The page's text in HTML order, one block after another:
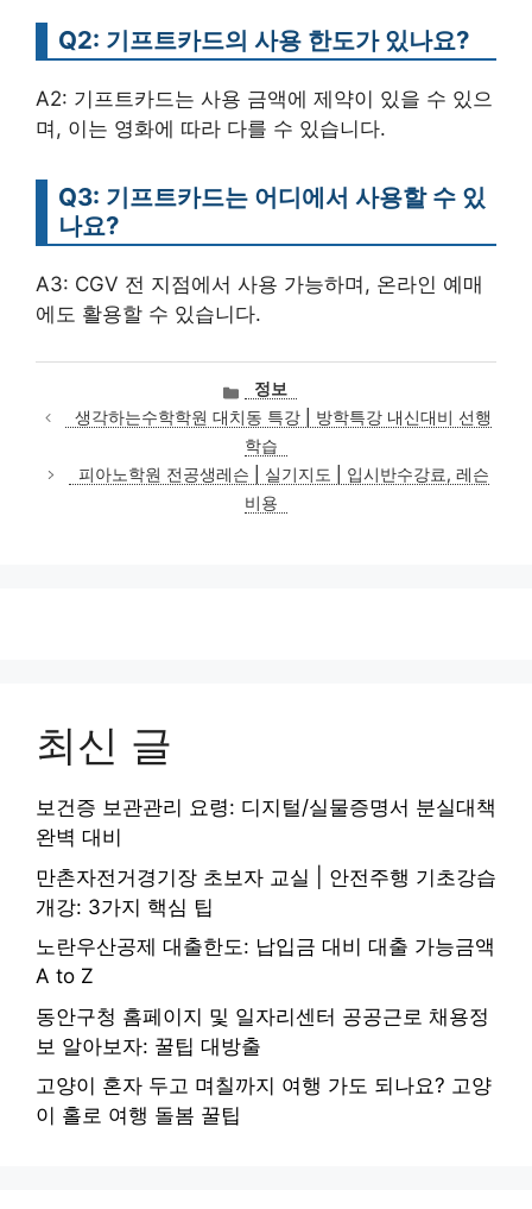
Q2: 기프트카드의 사용 한도가 있나요?
A2: 기프트카드는 사용 금액에 제약이 있을 수 있으
며, 이는 영화에 따라 다를 수 있습니다.
Q3: 기프트카드는 어디에서 사용할 수 있
나요?
A3: CGV 전 지점에서 사용 가능하며, 온라인 예매
에도 활용할 수 있습니다.
카
테
고
리
정보
생각하는수학학원 대치동 특강 | 방학특강 내신대비 선행
학습
피아노학원 전공생레슨 | 실기지도 | 입시반수강료, 레슨
비용
최신 글
보건증 보관관리 요령: 디지털/실물증명서 분실대책
완벽 대비
만촌자전거경기장 초보자 교실 | 안전주행 기초강습
개강: 3가지 핵심 팁
노란우산공제 대출한도: 납입금 대비 대출 가능금액
A to Z
동안구청 홈페이지 및 일자리센터 공공근로 채용정
보 알아보자: 꿀팁 대방출
고양이 혼자 두고 며칠까지 여행 가도 되나요? 고양
이 홀로 여행 돌봄 꿀팁